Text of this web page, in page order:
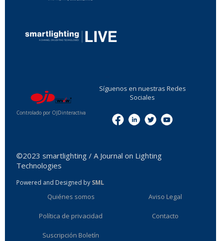
Controlado por OJDinteractiva
Síguenos en nuestras Redes
Sociales
©2023 smartlighting / A Journal on Lighting
Technologies
Powered and Designed by SML
Quiénes somos Aviso Legal
Política de privacidad Contacto
Suscripción Boletín